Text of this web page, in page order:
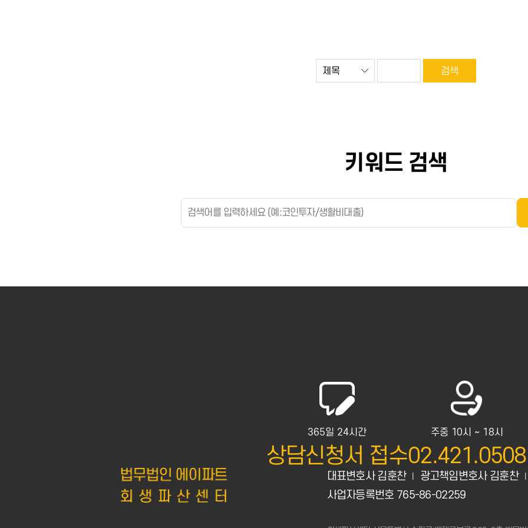
키워드 검색
대표변호사 김훈찬 광고책임변호사 김훈찬
사업자등록번호 765-86-02259
365일 24시간
상담신청서 접수
주중 10시 ~ 18시
02.421.0508